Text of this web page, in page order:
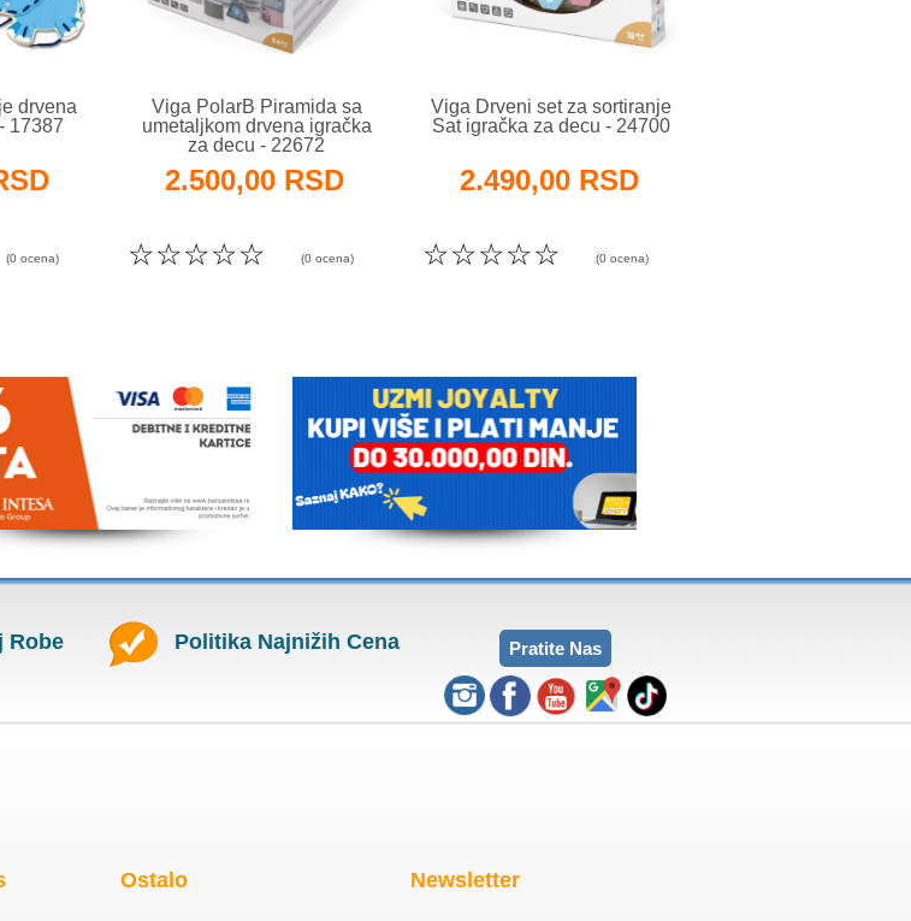
drvena
17387
(0 ocena)
Viga PolarB Piramida sa
umetaljkom drvena igračka
za decu - 22672
2.500,00 RSD
☆
☆
☆
☆
☆ (0 ocena)
Viga Drveni set za sortiranje
Sat igračka za decu - 24700
2.490,00 RSD
☆
☆
☆
☆
☆ (0 ocena)
Robe Politika Najnižih Cena Pratite Nas
Ostalo Newsletter